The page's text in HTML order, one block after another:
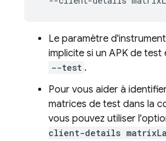
Le paramètre
implicite si un APK de
--test .
Pour vous aider à
matrices de test dans la
vous pouvez utiliser
client-details